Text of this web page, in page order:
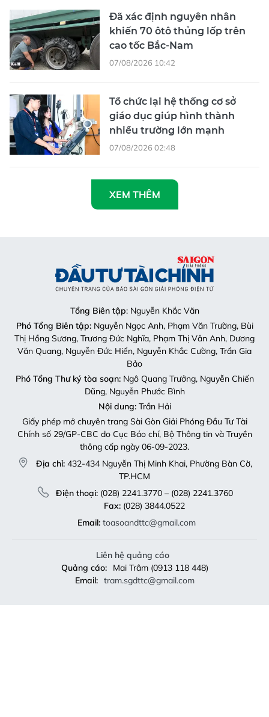
Đã xác định nguyên nhân
khiến 70 ôtô thủng lốp trên
cao tốc Bắc-Nam
07/08/2026 10:42
Tổ chức lại hệ thống cơ sở
giáo dục giúp hình thành
nhiều trường lớn mạnh
07/08/2026 02:48
XEM THÊM
Tổng Biên tập: Nguyễn Khắc Văn
Phó Tổng Biên tập:Nguyễn Ngọc Anh, Phạm Văn Trường, Bùi
Thị Hồng Sương, Trương Đức Nghĩa, Phạm Thị Vân Anh, Dương
Văn Quang, Nguyễn Đức Hiển, Nguyễn Khắc Cường, Trần Gia
Bảo
Phó Tổng Thư ký tòa soạn:Ngô Quang Trưởng, Nguyễn Chiến
Dũng, Nguyễn Phước Bình
Nội dung:Trần Hải
Giấy phép mở chuyên trang Sài Gòn Giải Phóng Đầu Tư Tài
Chính số 29/GP-CBC do Cục Báo chí, Bộ Thông tin và Truyền
thông cấp ngày 06-09-2023.
Địa chỉ: 432-434 Nguyễn Thị Minh Khai, Phường Bàn Cờ,
TP.HCM
Điện thoại:(028) 2241.3770 – (028) 2241.3760
Fax:(028) 3844.0522
Email: toasoandttc@gmail.com
Liên hệ quảng cáo
Quảng cáo:
Mai Trâm (0913 118 448)
Email: tram.sgdttc@gmail.com